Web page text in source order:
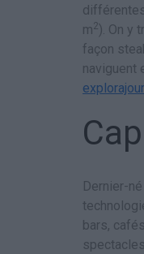
m2). On y
façon
naviguent
Dernier-
bars,